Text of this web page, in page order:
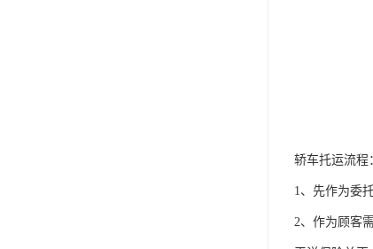
轿车托运流程
1、先作为委
2、作为顾客